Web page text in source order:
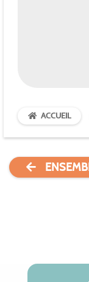
ACCUEIL